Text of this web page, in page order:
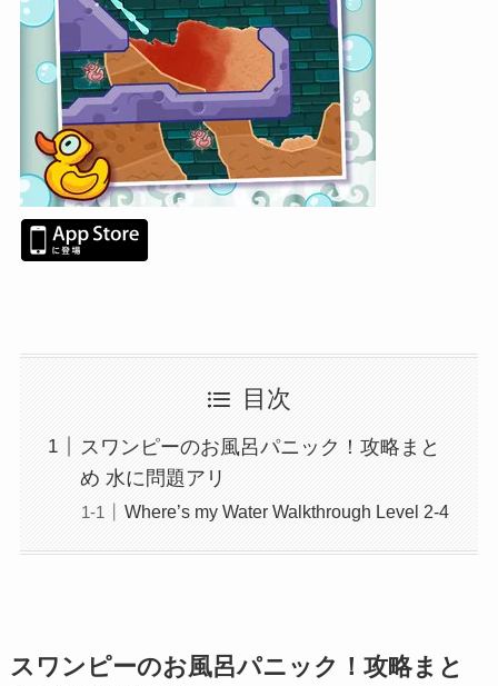
目次
スワンピーのお風呂パニック！攻略まと
め 水に問題アリ
Where’s my Water Walkthrough Level 2-4
スワンピーのお風呂パニック！攻略まと